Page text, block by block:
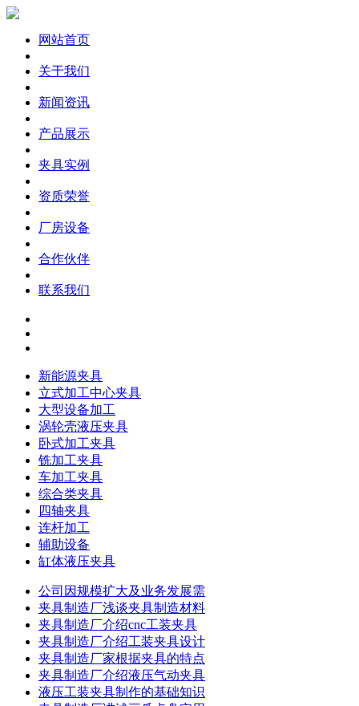
网站首页
关于我们
新闻资讯
产品展示
夹具实例
资质荣誉
厂房设备
合作伙伴
联系我们
新能源夹具
立式加工中心夹具
大型设备加工
涡轮壳液压夹具
卧式加工夹具
铣加工夹具
车加工夹具
综合类夹具
四轴夹具
连杆加工
辅助设备
缸体液压夹具
公司因规模扩大及业务发展需
夹具制造厂浅谈夹具制造材料
夹具制造厂介绍cnc工装夹具
夹具制造厂介绍工装夹具设计
夹具制造厂家根据夹具的特点
夹具制造厂介绍液压气动夹具
液压工装夹具制作的基础知识